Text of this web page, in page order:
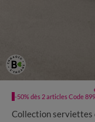
-50% dès 2 articles Code
Collection serviettes